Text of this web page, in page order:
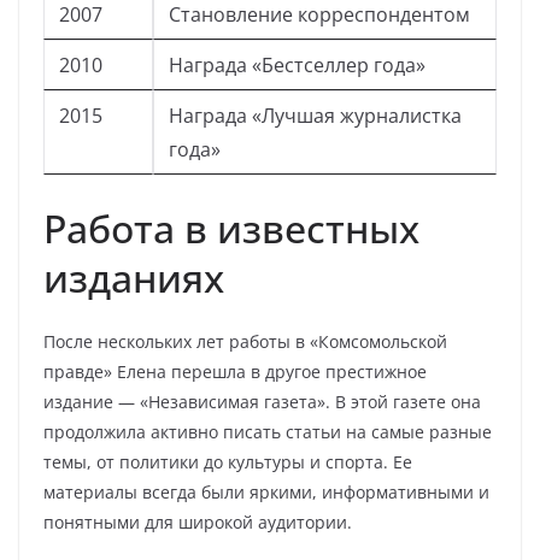
2007
Становление корреспондентом
2010
Награда «Бестселлер года»
2015
Награда «Лучшая журналистка
года»
Работа в известных
изданиях
После нескольких лет работы в «Комсомольской
правде» Елена перешла в другое престижное
издание — «Независимая газета». В этой газете она
продолжила активно писать статьи на самые разные
темы, от политики до культуры и спорта. Ее
материалы всегда были яркими, информативными и
понятными для широкой аудитории.